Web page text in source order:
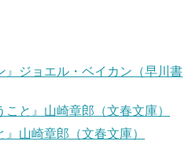
』ジョエル・ベイカン（早川書
こと』山崎章郎（文春文庫）
』山崎章郎（文春文庫）